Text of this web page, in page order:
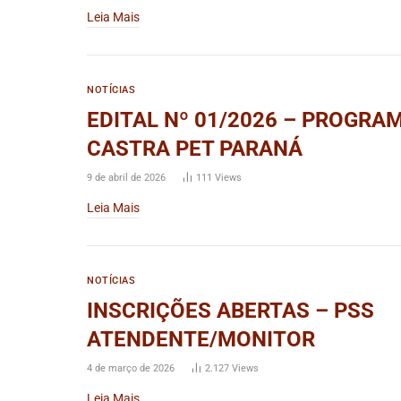
Leia Mais
NOTÍCIAS
EDITAL Nº 01/2026 –
CASTRA PET PARANÁ
9 de abril de 2026 111 Views
Leia Mais
NOTÍCIAS
INSCRIÇÕES ABERTAS – PSS
ATENDENTE/MONITOR
4 de março de 2026 2.127 Views